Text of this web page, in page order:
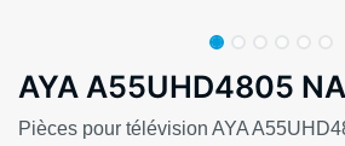
AYA A55UHD4805
Pièces pour télévision AYA